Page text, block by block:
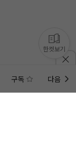
구독 다음
한컷보기
미노벨 앱설치하기